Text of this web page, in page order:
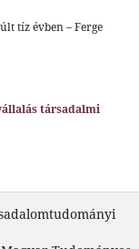
tíz évben – Ferge
társadalmi